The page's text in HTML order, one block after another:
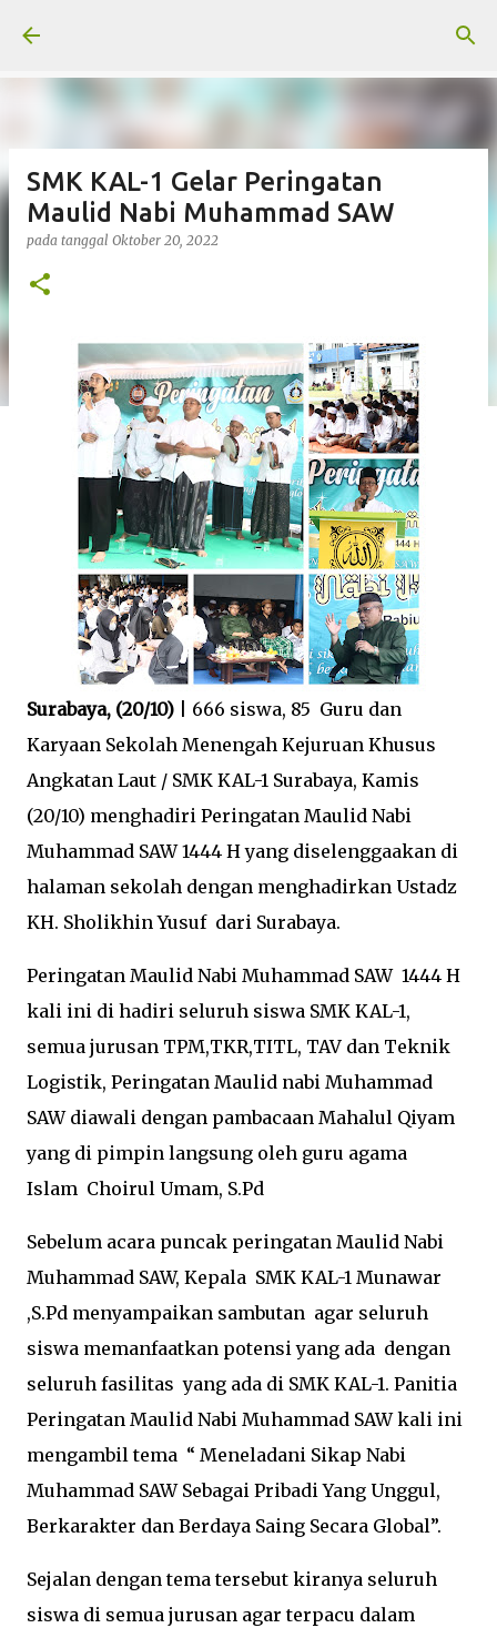
SMK KAL-1 Gelar Peringatan
Maulid Nabi Muhammad SAW
pada tanggal Oktober 20, 2022
Surabaya, (20/10)
| 666 siswa, 85 Guru dan
Karyaan Sekolah Menengah Kejuruan Khusus
Angkatan Laut / SMK KAL-1 Surabaya, Kamis
(20/10) menghadiri Peringatan Maulid Nabi
Muhammad SAW 1444 H yang diselenggaakan di
halaman sekolah dengan menghadirkan Ustadz
KH. Sholikhin Yusuf dari Surabaya.
Peringatan Maulid Nabi Muhammad SAW 1444 H
kali ini di hadiri seluruh siswa SMK KAL-1,
semua jurusan TPM,TKR,TITL, TAV dan Teknik
Logistik, Peringatan Maulid nabi Muhammad
SAW diawali dengan pambacaan Mahalul Qiyam
yang di pimpin langsung oleh guru agama
Islam Choirul Umam, S.Pd
Sebelum acara puncak peringatan Maulid Nabi
Muhammad SAW, Kepala SMK KAL-1 Munawar
,S.Pd menyampaikan sambutan agar seluruh
siswa memanfaatkan potensi yang ada dengan
seluruh fasilitas yang ada di SMK KAL-1. Panitia
Peringatan Maulid Nabi Muhammad SAW kali ini
mengambil tema “ Meneladani Sikap Nabi
Muhammad SAW Sebagai Pribadi Yang Unggul,
Berkarakter dan Berdaya Saing Secara Global”.
Sejalan dengan tema tersebut kiranya seluruh
siswa di semua jurusan agar terpacu dalam